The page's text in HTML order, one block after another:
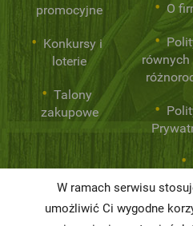
promocyjne
Konkursy i
loterie
Talony
zakupowe
O
równych
W ramach serwisu
umożliwić Ci wygodne